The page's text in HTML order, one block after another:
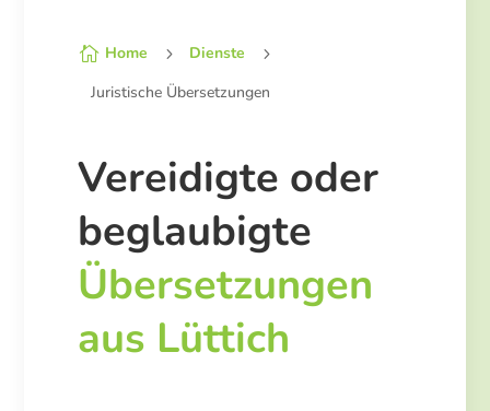
 Home 5 Dienste 5
Juristische Übersetzungen
Vereidigte oder
beglaubigte
Übersetzungen
aus Lüttich